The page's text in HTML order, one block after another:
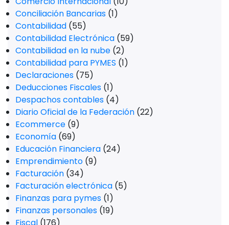
Conciliación Bancarias (1)
Contabilidad (55)
Contabilidad Electrónica (59)
Contabilidad en la nube (2)
Contabilidad para PYMES (1)
Declaraciones (75)
Deducciones Fiscales (1)
Despachos contables (4)
Diario Oficial de la Federación (22)
Ecommerce (9)
Economía (69)
Educación Financiera (24)
Emprendimiento (9)
Facturación (34)
Facturación electrónica (5)
Finanzas para pymes (1)
Finanzas personales (19)
Fiscal (176)